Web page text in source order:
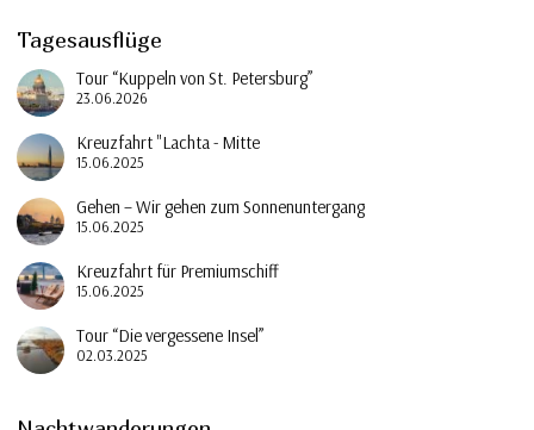
Tagesausflüge
Tour “Kuppeln von St. Petersburg”
23.06.2026
Kreuzfahrt "Lachta - Mitte
15.06.2025
Gehen – Wir gehen zum Sonnenuntergang
15.06.2025
Kreuzfahrt für Premiumschiff
15.06.2025
Tour “Die vergessene Insel”
02.03.2025